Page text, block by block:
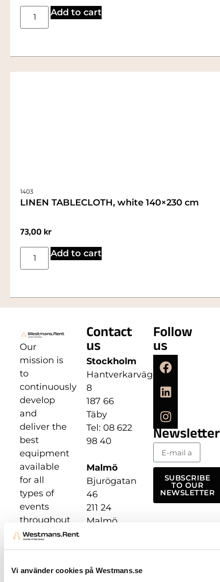
Vi använder cookies på Westmans.se
Add to cart
1403
LINEN TABLECLOTH, white 140×230 cm
73,00 kr
Add to cart
Our
mission is
to
continuously
develop
and
deliver the
best
equipment
available
for all
types of
events
throughout
Europe.
With over
60 years
Contact
us
Stockholm
Hantverkarvägen
8
187 66
Täby
Tel: 08 622
98 40
Malmö
Bjurögatan
46
211 24
Malmö
49 74 00
Follow
us
SUBSCRIBE
TO OUR
NEWSLETTER